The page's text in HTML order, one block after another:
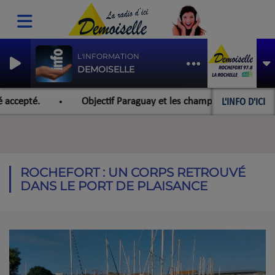
L'INFORMATION
DEMOISELLE
L'INFO D'ICI
Objectif Paraguay et les championnats du
ROCHEFORT : UN CORPS RETROUVÉ
DANS LE PORT DE PLAISANCE